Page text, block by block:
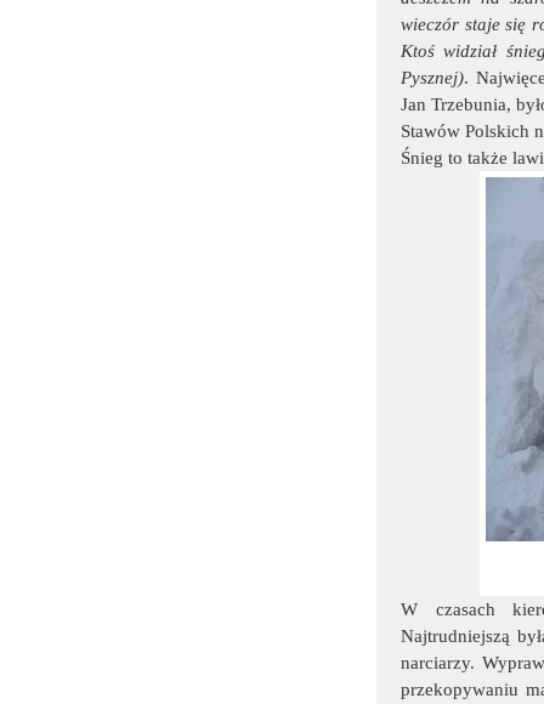
wieczór staje się
Ktoś widział
Pysznej).
Jan Trzebunia,
Stawów Polskich
Śnieg to także
W czasach
Najtrudniejszą
narciarzy.
przekopywaniu